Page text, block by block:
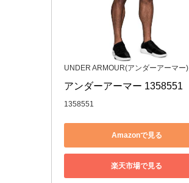
UNDER ARMOUR(アンダーアーマー)
アンダーアーマー 1358551
1358551
Amazonで見る
楽天市場で見る